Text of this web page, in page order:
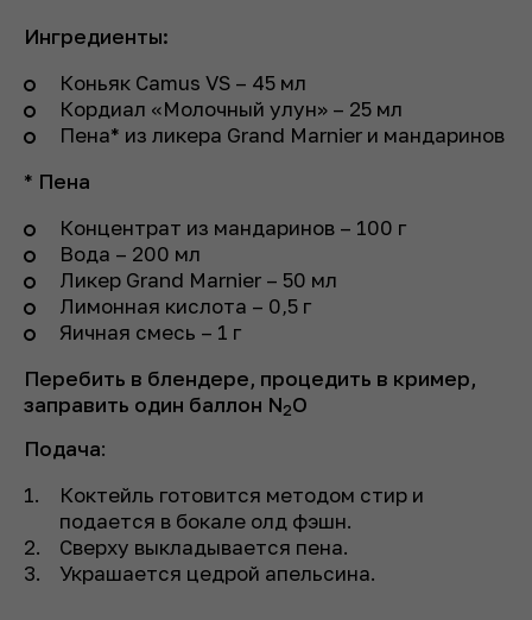
Ингредиенты:
Коньяк Camus VS – 45 мл
Кордиал «Молочный улун» – 25 мл
Пена* из ликера Grand Marnier и мандаринов
* Пена
Концентрат из мандаринов – 100 г
Вода – 200 мл
Ликер Grand Marnier – 50 мл
Лимонная кислота – 0,5 г
Яичная смесь – 1 г
Перебить в блендере, процедить в кример,
заправить один баллон N2O
Подача:
Коктейль готовится методом стир и
подается в бокале олд фэшн.
Сверху выкладывается пена.
Украшается цедрой апельсина.